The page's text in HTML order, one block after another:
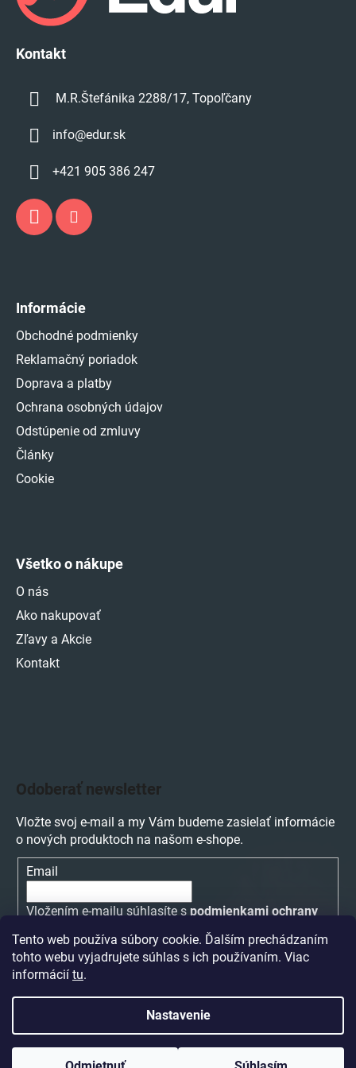
Tento web používa súbory cookie. Ďalším prechádzaním
tohto webu vyjadrujete súhlas s ich používaním. Viac
informácií tu.
Nastavenie
Kontakt
M.R.Štefánika 2288/17, Topoľčany
info@edur.sk
+421 905 386 247
Informácie
Obchodné podmienky
Reklamačný poriadok
Doprava a platby
Ochrana osobných údajov
Odstúpenie od zmluvy
Články
Cookie
Všetko o nákupe
O nás
Ako nakupovať
Zľavy a Akcie
Kontakt
Odoberať newsletter
Vložte svoj e-mail a my Vám budeme zasielať informácie
o nových produktoch na našom e-shope.
Email
Vložením e-mailu súhlasíte s podmienkami ochrany
PRIHLÁSIŤ SA
Vytvoril Shoptet a
Adatelier